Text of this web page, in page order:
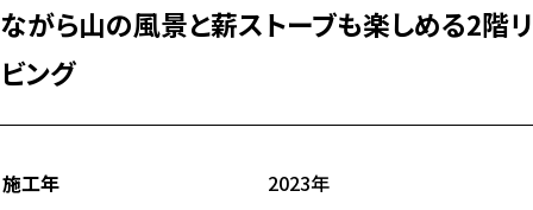
ながら山の風景と薪ストーブも楽しめる2階リ
ビング
施工年 2023年